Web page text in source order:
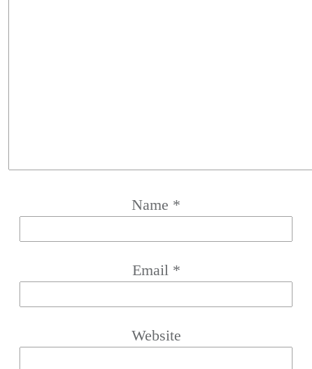
Name *
Email *
Website